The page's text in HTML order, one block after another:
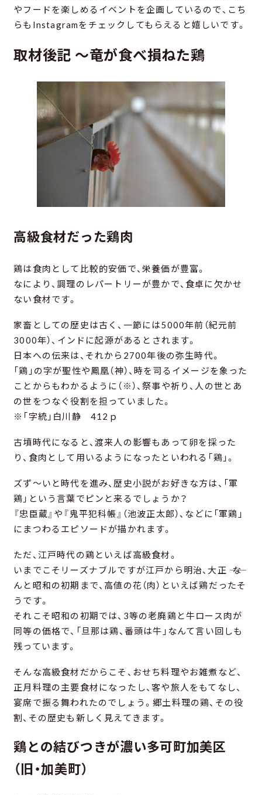
やフードを楽しめるイベントを企画しているので、こち
らもInstagramをチェックしてもらえると嬉しいです。
取材後記 ～竜が食べ損ねた鶏
高級食材だった鶏肉
鶏は食肉として比較的安価で、栄養価が豊富。
なにより、調理のレパートリーが豊かで、食卓に欠かせ
ない食材です。
家畜としての歴史は古く、一節には5000年前（紀元前
3000年）、インドに起源があるとされます。
日本への伝来は、それから2700年後の弥生時代。
「鶏」の字が聖性や鳳凰（神）、時を司るイメージを象った
ことからもわかるように（※）、祭事や祈り、人の世とあ
の世をつなぐ役割を担っていました。
※「字統」白川静 412ｐ
古墳時代になると、渡来人の影響もあって卵を採った
り、食肉として用いるようになったといわれる「鶏」。
ズず～いと時代を進み、歴史小説がお好きな方は、「軍
鶏」という言葉でピンと来るでしょうか？
『忠臣蔵』や『鬼平犯科帳』（池波正太郎）、などに「軍鶏」
にまつわるエピソードが描かれます。
ただ、江戸時代の鶏といえば高級食材。
いまでこそリーズナブルですが江戸から明治、大正 ―― な
んと昭和の初期まで、高値の花（肉）といえば鶏だったそ
うです。
それこそ昭和の初期では、3等の老廃鶏と牛ロース肉が
同等の価格で、「旦那は鶏、番頭は牛」なんて言い回しも
残っています。
そんな高級食材だからこそ、おせち料理やお雑煮など、
正月料理の主要食材になったし、客や旅人をもてなし、
宴席で振る舞われたのでしょう。郷土料理の鶏、その役
割、その歴史も新しく見えてきます。
鶏との結びつきが濃い多可町加美区
（旧・加美町）